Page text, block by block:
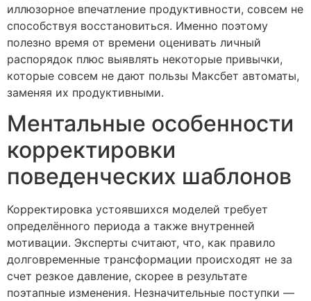
иллюзорное впечатление продуктивности, совсем не
способствуя восстановиться. Именно поэтому
полезно время от времени оценивать личный
распорядок плюс выявлять некоторые привычки,
которые совсем не дают пользы Максбет автоматы,
заменяя их продуктивными.
Ментальные особенности
корректировки
поведенческих шаблонов
Корректировка устоявшихся моделей требует
определённого периода а также внутренней
мотивации. Эксперты считают, что, как правило
долговременные трансформации происходят не за
счет резкое давление, скорее в результате
поэтапные изменения. Незначительные поступки —